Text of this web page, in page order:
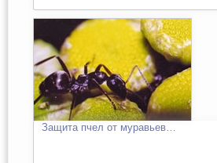
Защита пчел от муравьев…